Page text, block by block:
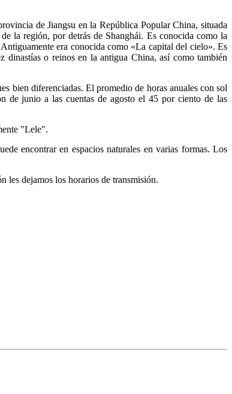
de Jiangsu en la República Popular China, situada
la región, por detrás de Shanghái. Es conocida como la
era conocida como «La capital del cielo». Es
dinastías o reinos en la antigua China, así como también
bien diferenciadas. El promedio de horas anuales con sol
de junio a las cuentas de agosto el 45 por ciento de las
"Lele".
encontrar en espacios naturales en varias formas. Los
les dejamos los horarios de transmisión.